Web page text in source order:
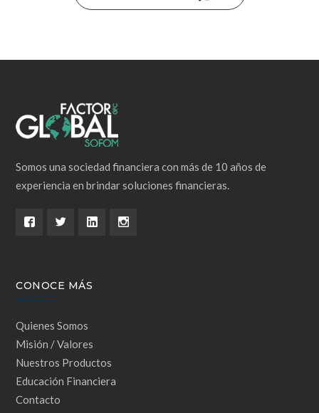
Somos una sociedad financiera con más de 10 años de
experiencia en brindar soluciones financieras.
CONOCE MÁS
Quienes Somos
Misión / Valores
Nuestros Productos
Educación Financiera
Contacto